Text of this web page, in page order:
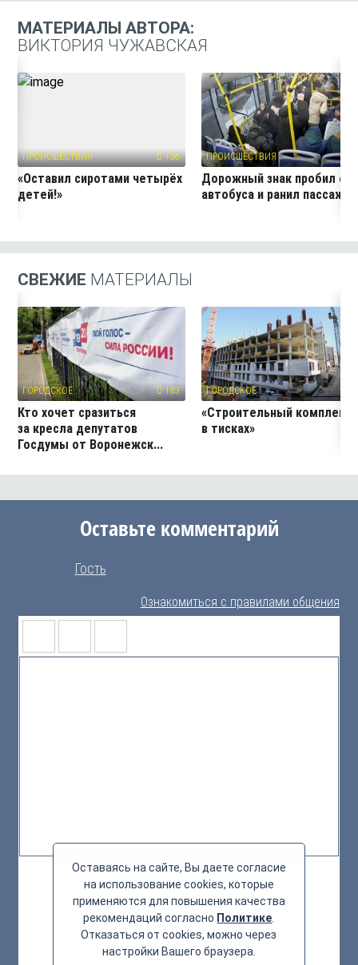
МАТЕРИАЛЫ АВТОРА:
ВИКТОРИЯ ЧУЖАВСКАЯ
ПРОИСШЕСТВИЯ 136
«Оставил сиротами четырёх
детей!»
ПРОИСШЕСТВИЯ
Дорожный знак пробил
автобуса и ранил
СВЕЖИЕ МАТЕРИАЛЫ
ГОРОДСКОЕ 183
Кто хочет сразиться
за кресла депутатов
Госдумы от Воронежск...
ГОРОДСКОЕ
«Строительный комплекс
в тисках»
Оставьте комментарий
Гость
Ознакомиться с правилами общения
Оставаясь на сайте, Вы даете согласие
на использование cookies, которые
применяются для повышения качества
рекомендаций согласно Политике
Отказаться от cookies, можно через
настройки Вашего браузера.